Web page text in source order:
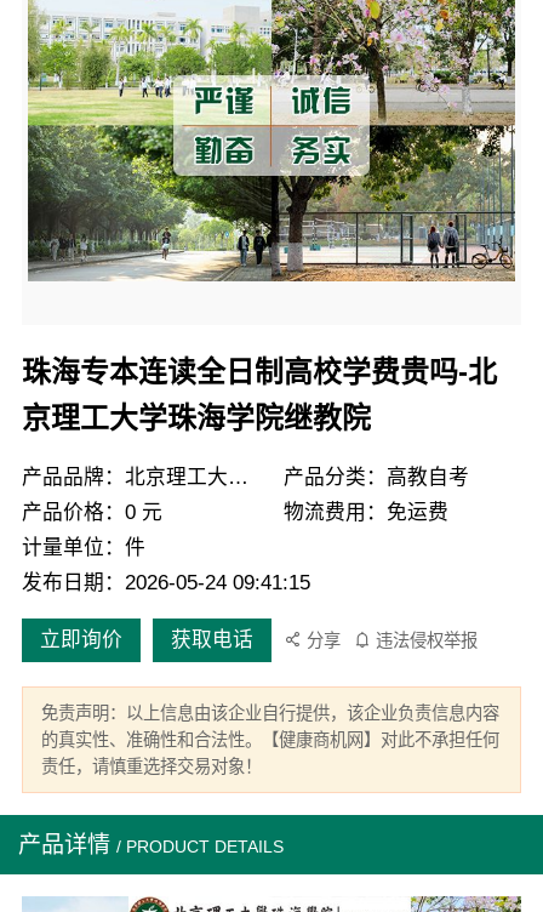
珠海专本连读全日制高校学费贵吗-北
京理工大学珠海学院继教院
产品品牌：北京理工大学珠海学院继续教育学院
产品分类：高教自考
产品价格：0 元
物流费用：免运费
计量单位：件
发布日期：2026-05-24 09:41:15
立即询价 获取电话 分享 违法侵权举报
免责声明：以上信息由该企业自行提供，该企业负责信息内容
的真实性、准确性和合法性。【健康商机网】对此不承担任何
责任，请慎重选择交易对象！
产品详情 / PRODUCT DETAILS